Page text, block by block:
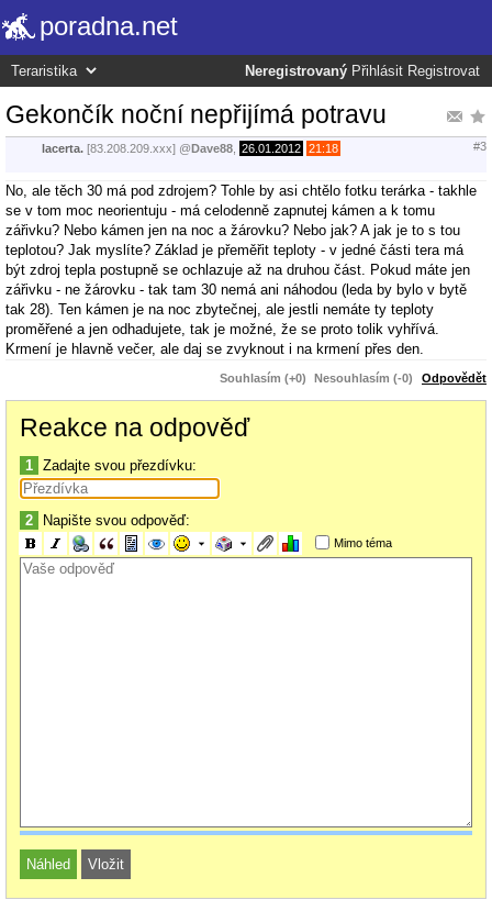
poradna.net
Neregistrovaný Přihlásit Registrovat
Gekončík noční nepřijímá potravu
lacerta. [83.208.209.xxx] @Dave88 26.01.2012 21:18 #3
No, ale těch 30 má pod zdrojem? Tohle by asi chtělo fotku terárka - takhle
se v tom moc neorientuju - má celodenně zapnutej kámen a k tomu
zářivku? Nebo kámen jen na noc a žárovku? Nebo jak? A jak je to s tou
teplotou? Jak myslíte? Základ je přeměřit teploty - v jedné části tera má
být zdroj tepla postupně se ochlazuje až na druhou část. Pokud máte jen
zářivku - ne žárovku - tak tam 30 nemá ani náhodou (leda by bylo v bytě
tak 28). Ten kámen je na noc zbytečnej, ale jestli nemáte ty teploty
proměřené a jen odhadujete, tak je možné, že se proto tolik vyhřívá.
Krmení je hlavně večer, ale daj se zvyknout i na krmení přes den.
Souhlasím (+0) Nesouhlasím (-0) Odpovědět
Reakce na odpověď
1 Zadajte svou přezdívku:
2 Napište svou odpověď:
Mimo téma